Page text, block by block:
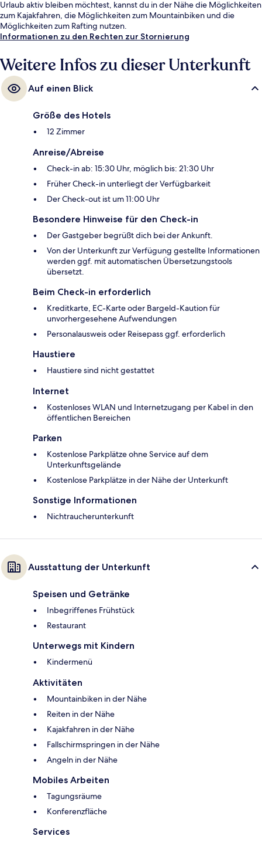
Urlaub aktiv bleiben möchtest, kannst du in der Nähe die Möglichkeiten
zum Kajakfahren, die Möglichkeiten zum Mountainbiken und die
Möglichkeiten zum Rafting nutzen.
Informationen zu den Rechten zur Stornierung
Weitere Infos zu dieser Unterkunft
Auf einen Blick
Größe des Hotels
12 Zimmer
Anreise/Abreise
Check-in ab: 15:30 Uhr, möglich bis: 21:30 Uhr
Früher Check-in unterliegt der Verfügbarkeit
Der Check-out ist um 11:00 Uhr
Besondere Hinweise für den Check-in
Der Gastgeber begrüßt dich bei der Ankunft.
Von der Unterkunft zur Verfügung gestellte Informationen
werden ggf. mit automatischen Übersetzungstools
übersetzt.
Beim Check-in erforderlich
Kreditkarte, EC-Karte oder Bargeld-Kaution für
unvorhergesehene Aufwendungen
Personalausweis oder Reisepass ggf. erforderlich
Haustiere
Haustiere sind nicht gestattet
Internet
Kostenloses WLAN und Internetzugang per Kabel in den
öffentlichen Bereichen
Parken
Kostenlose Parkplätze ohne Service auf dem
Unterkunftsgelände
Kostenlose Parkplätze in der Nähe der Unterkunft
Sonstige Informationen
Nichtraucherunterkunft
Ausstattung der Unterkunft
Speisen und Getränke
Inbegriffenes Frühstück
Restaurant
Unterwegs mit Kindern
Kindermenü
Aktivitäten
Mountainbiken in der Nähe
Reiten in der Nähe
Kajakfahren in der Nähe
Fallschirmspringen in der Nähe
Angeln in der Nähe
Mobiles Arbeiten
Tagungsräume
Konferenzfläche
Services